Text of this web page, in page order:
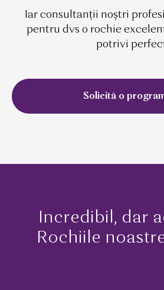
Iar consultanții noștri
pentru dvs o rochie
potrivi
Solicită o
Incredibil, dar
Rochiile